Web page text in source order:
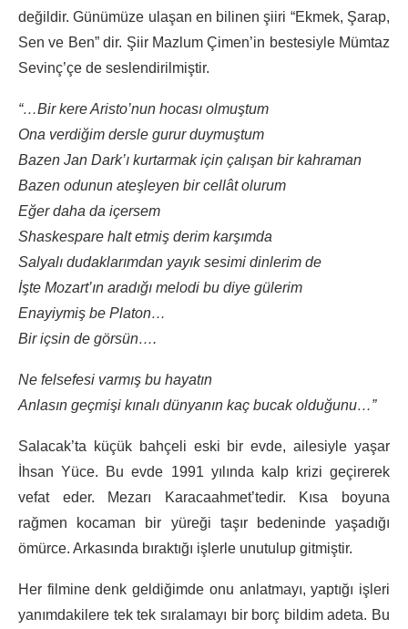
değildir. Günümüze ulaşan en bilinen şiiri “Ekmek, Şarap,
Sen ve Ben” dir. Şiir Mazlum Çimen’in bestesiyle Mümtaz
Sevinç’çe de seslendirilmiştir.
“…Bir kere Aristo’nun hocası olmuştum
Ona verdiğim dersle gurur duymuştum
Bazen Jan Dark’ı kurtarmak için çalışan bir kahraman
Bazen odunun ateşleyen bir cellât olurum
Eğer daha da içersem
Shaskespare halt etmiş derim karşımda
Salyalı dudaklarımdan yayık sesimi dinlerim de
İşte Mozart’ın aradığı melodi bu diye gülerim
Enayiymiş be Platon…
Bir içsin de görsün….
Ne felsefesi varmış bu hayatın
Anlasın geçmişi kınalı dünyanın kaç bucak olduğunu…”
Salacak’ta küçük bahçeli eski bir evde, ailesiyle yaşar
İhsan Yüce. Bu evde 1991 yılında kalp krizi geçirerek
vefat eder. Mezarı Karacaahmet’tedir. Kısa boyuna
rağmen kocaman bir yüreği taşır bedeninde yaşadığı
ömürce. Arkasında bıraktığı işlerle unutulup gitmiştir.
Her filmine denk geldiğimde onu anlatmayı, yaptığı işleri
yanımdakilere tek tek sıralamayı bir borç bildim adeta. Bu